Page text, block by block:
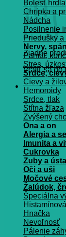
Žiadne
Vrátiť sa do
Bolesť hrdla
Chrípka a
Nádcha
Posilnenie
Priedušky
Nervy,
Pamät,
Stres,
Srdce,
Cievy a
Hemoroidy
Srdce, tlak
Štítna žľaza
Zvýšený
Ona a on
Alergia a
Imunita a
Cukrovka
Zuby a ústa
Oči a uši
Močové
Žalúdok,
Špeciálna
Hnačka
Nevoľnosť
Pálenie